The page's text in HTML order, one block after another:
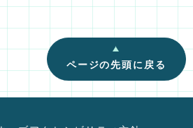
ページの先頭に戻る